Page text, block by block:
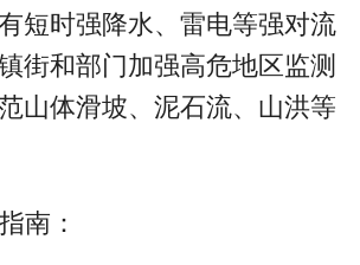
短时强降水、雷电等强对流
街和部门加强高危地区监测
山体滑坡、泥石流、山洪等
南：